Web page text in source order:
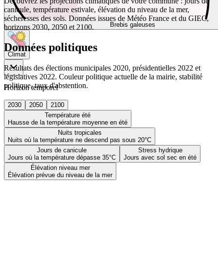
Brebis galeuses
Climat
Horizon temporel
2030 2050
2100
Température été
Hausse de la température moyenne en été
Nuits tropicales
Nuits où la température ne descend pas sous 20°C
Jours de canicule
Jours où la température dépasse 35°C
Stress hydrique
Jours avec sol sec en été
Élévation niveau mer
Élévation prévue du niveau de la mer
canicule, température estivale, élévation du niveau de la mer,
sécheresses des sols. Données issues de Météo France et du GIEC,
horizons 2030, 2050 et 2100.
Données politiques
Résultats des élections municipales 2020, présidentielles 2022 et
législatives 2022. Couleur politique actuelle de la mairie, stabilité
politique, taux d'abstention.